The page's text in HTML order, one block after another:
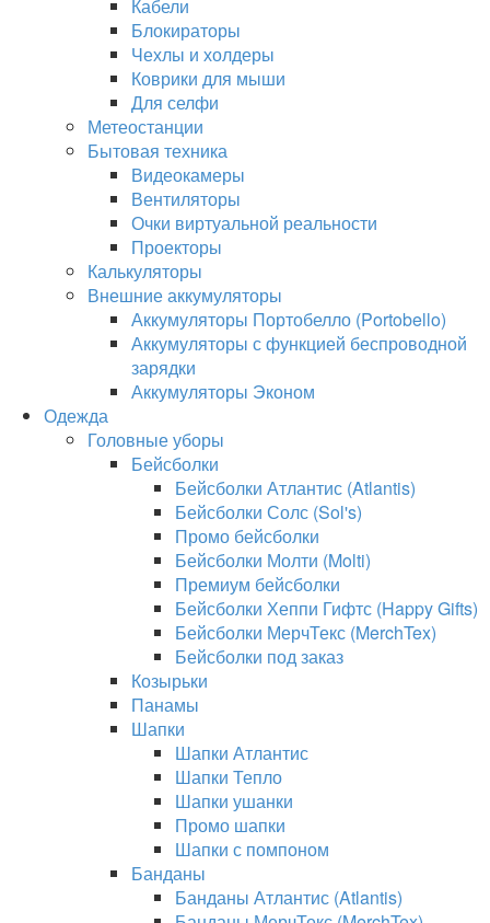
Кабели
Блокираторы
Чехлы и холдеры
Коврики для мыши
Для селфи
Метеостанции
Бытовая техника
Видеокамеры
Вентиляторы
Очки виртуальной реальности
Проекторы
Калькуляторы
Внешние аккумуляторы
Аккумуляторы Портобелло (Portobello)
Аккумуляторы с функцией беспроводной
зарядки
Аккумуляторы Эконом
Одежда
Головные уборы
Бейсболки
Бейсболки Атлантис (Atlantis)
Бейсболки Солс (Sol's)
Промо бейсболки
Бейсболки Молти (Molti)
Премиум бейсболки
Бейсболки Хеппи Гифтс (Happy Gifts)
Бейсболки МерчТекс (MerchTex)
Бейсболки под заказ
Козырьки
Панамы
Шапки
Шапки Атлантис
Шапки Тепло
Шапки ушанки
Промо шапки
Шапки с помпоном
Банданы
Банданы Атлантис (Atlantis)